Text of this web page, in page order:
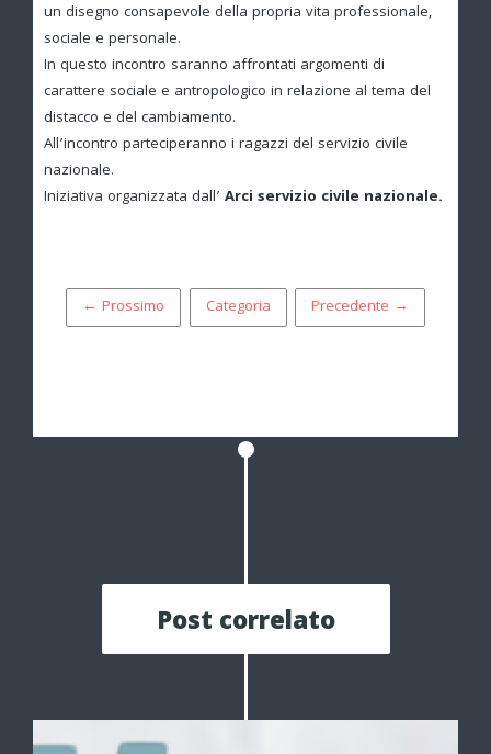
un disegno consapevole della propria vita professionale,
sociale e personale.
In questo incontro saranno affrontati argomenti di
carattere sociale e antropologico in relazione al tema del
distacco e del cambiamento.
All’incontro parteciperanno i ragazzi del servizio civile
nazionale.
Iniziativa organizzata dall’ Arci servizio civile nazionale.
← Prossimo Categoria Precedente →
Post correlato